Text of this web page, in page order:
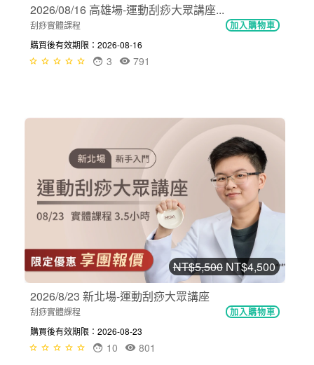
2026/08/16 高雄場-運動刮痧大眾講座...
刮痧實體課程 加入購物車
購買後有效期限：2026-08-16
791
3
NT$5,500 NT$4,500
2026/8/23 新北場-運動刮痧大眾講座
刮痧實體課程 加入購物車
購買後有效期限：2026-08-23
801
10